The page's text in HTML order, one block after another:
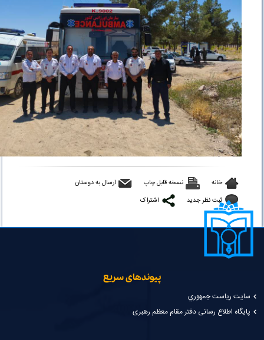
خانه نسخه قابل چاپ
ارسال به دوستان
ثبت نظر جدید
اشتراک
پیوندهای سریع
سايت رياست جمهوري
پایگاه اطلاع رسانی دفتر مقام معظم رهبری